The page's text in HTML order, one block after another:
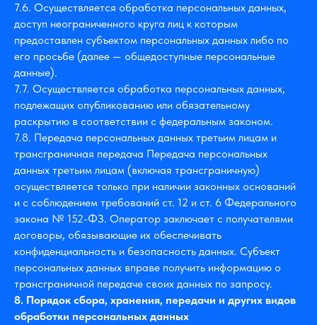
7.6. Осуществляется обработка персональных данных,
доступ неограниченного круга лиц к которым
предоставлен субъектом персональных данных либо по
его просьбе (далее — общедоступные персональные
данные).
7.7. Осуществляется обработка персональных данных,
подлежащих опубликованию или обязательному
раскрытию в соответствии с федеральным законом.
7.8. Передача персональных данных третьим лицам и
трансграничная передача Передача персональных
данных третьим лицам (включая трансграничную)
осуществляется только при наличии законных оснований
и с соблюдением требований ст. 12 и ст. 6 Федерального
закона № 152-ФЗ. Оператор заключает с получателями
договоры, обязывающие их обеспечивать
конфиденциальность и безопасность данных. Субъект
персональных данных вправе получить информацию о
трансграничной передаче своих данных по запросу.
8. Порядок сбора, хранения, передачи и других видов
обработки персональных данных